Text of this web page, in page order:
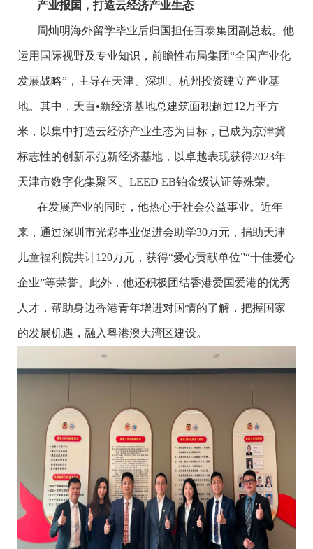
产业报国，打造云经济产业生态
周灿明海外留学毕业后归国担任百泰集团副总裁。他
运用国际视野及专业知识，前瞻性布局集团“全国产业化
发展战略”，主导在天津、深圳、杭州投资建立产业基
地。其中，天百•新经济基地总建筑面积超过12万平方
米，以集中打造云经济产业生态为目标，已成为京津冀
标志性的创新示范新经济基地，以卓越表现获得2023年
天津市数字化集聚区、LEED EB铂金级认证等殊荣。
在发展产业的同时，他热心于社会公益事业。近年
来，通过深圳市光彩事业促进会助学30万元，捐助天津
儿童福利院共计120万元，获得“爱心贡献单位”“十佳爱心
企业”等荣誉。此外，他还积极团结香港爱国爱港的优秀
人才，帮助身边香港青年增进对国情的了解，把握国家
的发展机遇，融入粤港澳大湾区建设。